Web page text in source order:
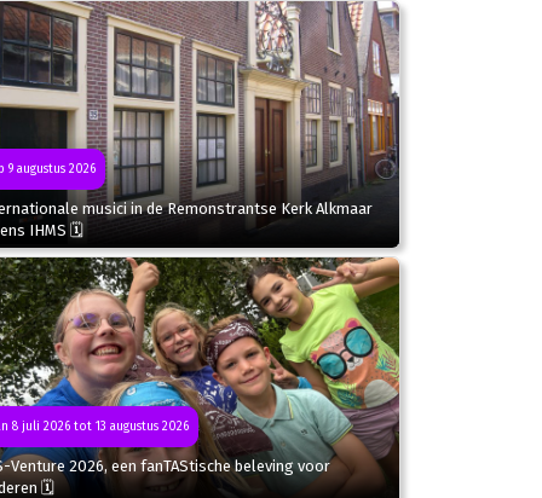
9 augustus 2026
musici in de Remonstrantse Kerk Alkmaar
IHMS 🗓
8 juli 2026 tot 13 augustus 2026
Venture 2026, een fanTAStische beleving voor
🗓